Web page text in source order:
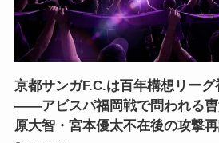
京都サンガF.C.は百年構想リー
――アビスパ福岡戦で問われる曺
原大智・宮本優太不在後の攻撃